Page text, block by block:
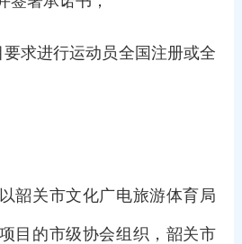
进行运动员全国注册或全
关市文化广电旅游体育局
目的市级协会组织，韶关市